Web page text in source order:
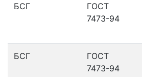
БСГ
ГОСТ
7473-94
БСГ
ГОСТ
7473-94